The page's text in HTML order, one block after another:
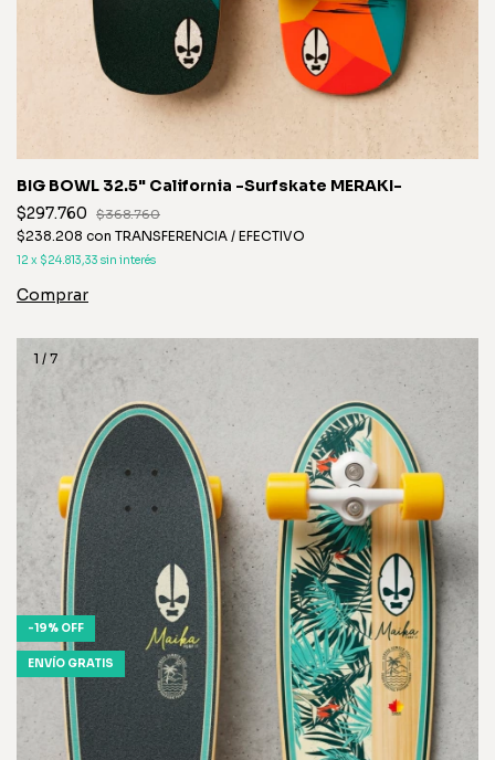
BIG BOWL 32.5" California -Surfskate MERAKI-
$297.760
$368.760
$238.208 con TRANSFERENCIA / EFECTIVO
12 x $24.813,33 sin interés
1 / 7
-19% OFF
ENVÍO GRATIS